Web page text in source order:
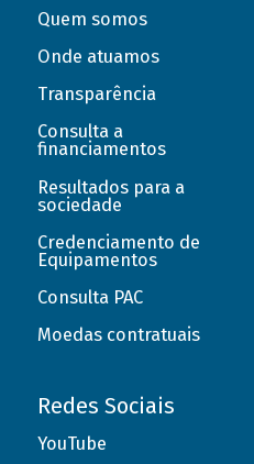
Quem somos
Onde atuamos
Transparência
Consulta a
financiamentos
Resultados para a
sociedade
Credenciamento de
Equipamentos
Consulta PAC
Moedas contratuais
Redes Sociais
YouTube